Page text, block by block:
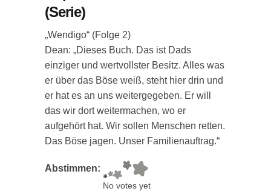
(Serie)
„Wendigo“ (Folge 2)
Dean: „Dieses Buch. Das ist Dads
einziger und wertvollster Besitz. Alles was
er über das Böse weiß, steht hier drin und
er hat es an uns weitergegeben. Er will
das wir dort weitermachen, wo er
aufgehört hat. Wir sollen Menschen retten.
Das Böse jagen. Unser Familienauftrag.“
Abstimmen:
No votes yet